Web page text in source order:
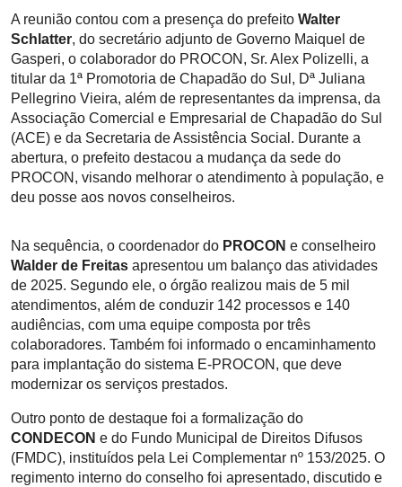
A reunião contou com a presença do prefeito Walter
Schlatter, do secretário adjunto de Governo Maiquel de
Gasperi, o colaborador do PROCON, Sr. Alex Polizelli, a
titular da 1ª Promotoria de Chapadão do Sul, Dª Juliana
Pellegrino Vieira, além de representantes da imprensa, da
Associação Comercial e Empresarial de Chapadão do Sul
(ACE) e da Secretaria de Assistência Social. Durante a
abertura, o prefeito destacou a mudança da sede do
PROCON, visando melhorar o atendimento à população, e
deu posse aos novos conselheiros.
Na sequência, o coordenador do PROCON e conselheiro
Walder de Freitas apresentou um balanço das atividades
de 2025. Segundo ele, o órgão realizou mais de 5 mil
atendimentos, além de conduzir 142 processos e 140
audiências, com uma equipe composta por três
colaboradores. Também foi informado o encaminhamento
para implantação do sistema E-PROCON, que deve
modernizar os serviços prestados.
Outro ponto de destaque foi a formalização do
CONDECON e do Fundo Municipal de Direitos Difusos
(FMDC), instituídos pela Lei Complementar nº 153/2025. O
regimento interno do conselho foi apresentado, discutido e